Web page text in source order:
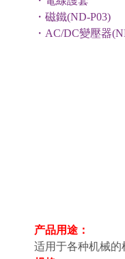
・磁鐵(ND-P03)
・ AC/DC變壓器(
产品用途：
适用于各种机械的